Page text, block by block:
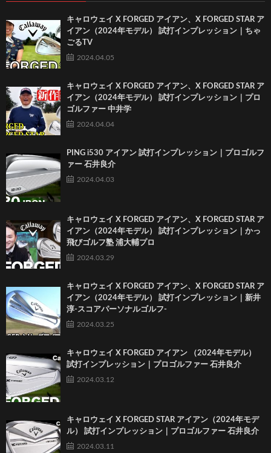
キャロウェイ X FORGED アイアン、X FORGED STAR ア
イアン（2024年モデル） 試打インプレッション｜ちゃ
ごるTV
2024.04.05
キャロウェイ X FORGED アイアン、X FORGED STAR ア
イアン（2024年モデル） 試打インプレッション｜プロ
ゴルファー 中井学
2024.04.04
PING i530 アイアン 試打インプレッション｜プロゴルフ
ァー 石井良介
2024.04.03
キャロウェイ X FORGED アイアン、X FORGED STAR ア
イアン（2024年モデル） 試打インプレッション｜かっ
飛びゴルフ塾 浦大輔プロ
2024.03.29
キャロウェイ X FORGED アイアン、X FORGED STAR ア
イアン（2024年モデル） 試打インプレッション｜新井
淳-スコアパーソナルゴルフ-
2024.03.25
キャロウェイ X FORGED アイアン （2024年モデル）
試打インプレッション｜プロゴルファー 石井良介
2024.03.12
キャロウェイ X FORGED STAR アイアン（2024年モデ
ル） 試打インプレッション｜プロゴルファー 石井良介
2024.03.11